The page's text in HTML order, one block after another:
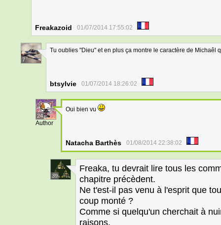
Freakazoid 01/07/2014 17:55:02
7
Tu oublies "Dieu" et en plus ça montre le caractère de Michaêl
btsylvie 01/07/2014 18:26:02
24
Author
Oui bien vu
Natacha Barthès 01/08/2014 22:38:02
39
Freaka, tu devrait lire tous les
chapitre précèdent.
Ne t'est-il pas venu à l'esprit que
coup monté ?
Comme si quelqu'un cherchait à
raisons.